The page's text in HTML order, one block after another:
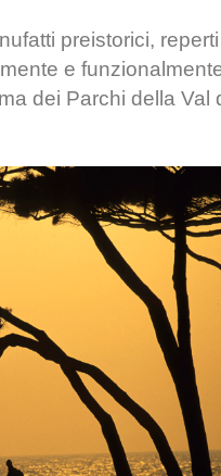
preistorici,
e
dei Parchi della Val